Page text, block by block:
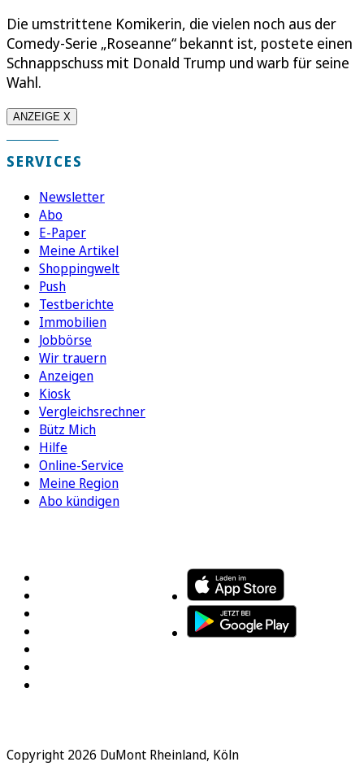
Die umstrittene Komikerin, die vielen noch aus der
Comedy-Serie „Roseanne“ bekannt ist, postete einen
Schnappschuss mit Donald Trump und warb für seine
Wahl.
ANZEIGE X
SERVICES
Newsletter
Abo
E-Paper
Meine Artikel
Shoppingwelt
Push
Testberichte
Immobilien
Jobbörse
Wir trauern
Anzeigen
Kiosk
Vergleichsrechner
Bütz Mich
Hilfe
Online-Service
Meine Region
Abo kündigen
Copyright 2026 DuMont Rheinland, Köln